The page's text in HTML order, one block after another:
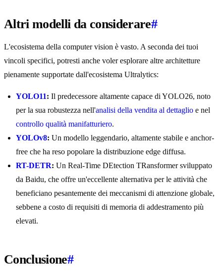
Altri modelli da considerare#
L'ecosistema della computer vision è vasto. A seconda dei tuoi
vincoli specifici, potresti anche voler esplorare altre architetture
pienamente supportate dall'ecosistema Ultralytics:
YOLO11: Il predecessore altamente capace di YOLO26, noto
per la sua robustezza nell'analisi della vendita al dettaglio e nel
controllo qualità manifatturiero.
YOLOv8: Un modello leggendario, altamente stabile e anchor-
free che ha reso popolare la distribuzione edge diffusa.
RT-DETR: Un Real-Time DEtection TRansformer sviluppato
da Baidu, che offre un'eccellente alternativa per le attività che
beneficiano pesantemente dei meccanismi di attenzione globale,
sebbene a costo di requisiti di memoria di addestramento più
elevati.
Conclusione#